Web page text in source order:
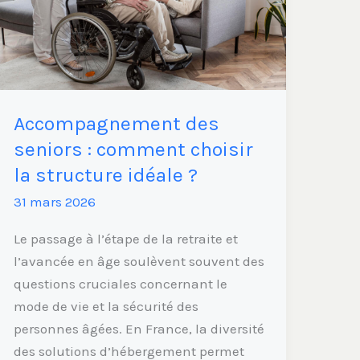
Accompagnement des
seniors : comment choisir
la structure idéale ?
31 mars 2026
Le passage à l’étape de la retraite et
l’avancée en âge soulèvent souvent des
questions cruciales concernant le
mode de vie et la sécurité des
personnes âgées. En France, la diversité
des solutions d’hébergement permet
choisir
la
structure
idéale